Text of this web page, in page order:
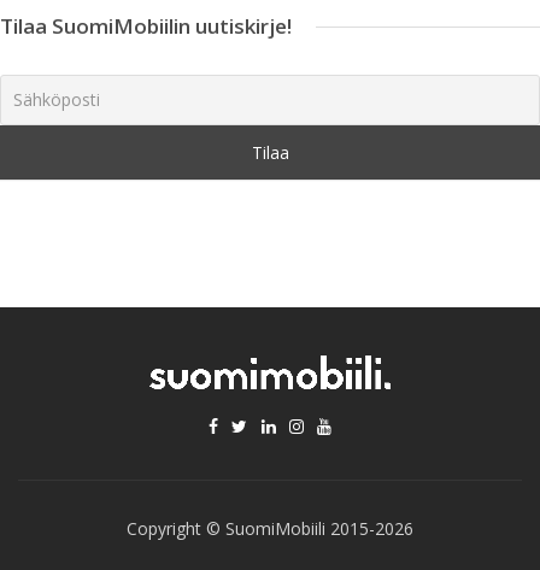
Tilaa SuomiMobiilin uutiskirje!
Copyright © SuomiMobiili 2015-2026